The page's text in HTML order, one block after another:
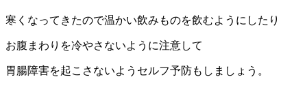
寒くなってきたので温かい飲みものを飲むようにしたり
お腹まわりを冷やさないように注意して
胃腸障害を起こさないようセルフ予防もしましょう。